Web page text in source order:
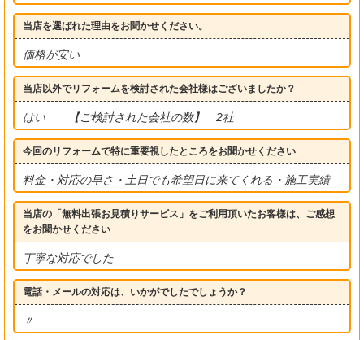
当店を選ばれた理由をお聞かせください。
価格が安い
当店以外でリフォームを検討された会社様はございましたか？
はい 【ご検討された会社の数】 2社
今回のリフォームで特に重要視したところをお聞かせください
料金・対応の早さ・土日でも希望日に来てくれる・施工実績
当店の「無料出張お見積りサービス」をご利用頂いたお客様は、ご感想
をお聞かせください
丁寧な対応でした
電話・メールの対応は、いかがでしたでしょうか？
〃